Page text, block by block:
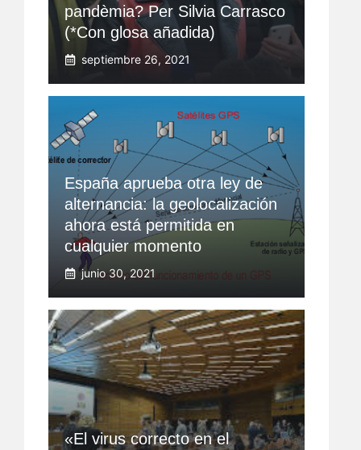
pandèmia? Per Silvia Carrasco
(*Con glosa añadida)
septiembre 26, 2021
España aprueba otra ley de
alternancia: la geolocalización
ahora está permitida en
cualquier momento
junio 30, 2021
«El virus correcto en el